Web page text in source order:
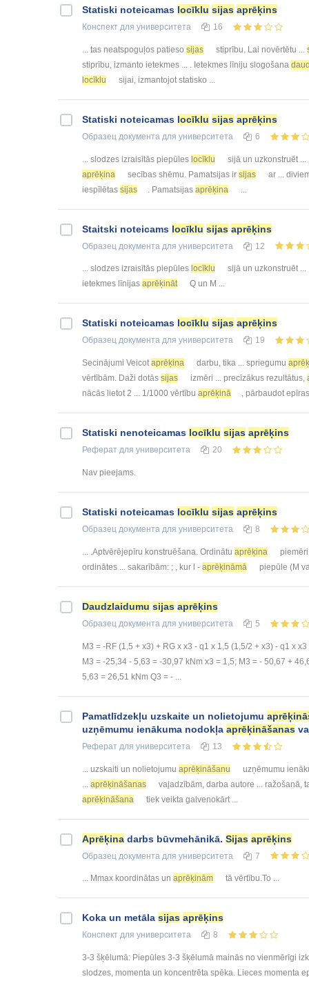
Statiski noteicamas locīklu sijas aprēķins
Конспект для университета 16
... tas neatspoguļos patieso sijas stiprību. Lai novērtētu ...
stiprību, izmanto ietekmes ... . Ietekmes līniju slogošana
locīklu
sijai, izmantojot statisko ...
Statiski noteicamas locīklu sijas aprēķins
Образец документа для университета 6
... slodzes izraisītās piepūles locīklu
sijā un uzkonstruēt ...
aprēķina
secības shēmu. Pamatsijas ir sijas
ar ...
iespīlētas sijas . Pamatsijas aprēķina
Staitski noteicams locīklu sijas aprēķins
Образец документа для университета 12
... slodzes izraisītās piepūles locīklu
sijā un uzkonstruēt ...
ietekmes līnijas aprēķināt Q un M ...
Statiski noteicamas locīklu sijas aprēķins
Образец документа для университета 19
Secinājumi Veicotaprēķina darbu, tika ... spriegumu
vērtībām. Daži dotās sijas izmēri ... precīzākus rezultātus,
nācās lietot 2 ... 1/1000 vērtību aprēķinā , pārbaudot
Statiski nenoteicamas locīklu sijas aprēķins
Реферат для университета 20
Nav pieejams.
Statiski noteicamas locīklu sijas aprēķins
Образец документа для университета 8
... .Aptvērējepīru konstruēšana. Ordinātu aprēķina
ordinātes ... sakarībām: ; , kur l - aprēķināmā piepūle (M
Daudzlaidumu sijas aprēķins
Образец документа для университета 5
M3 = -RF (1,5 + x3) + RG x x3 - q1 x 1,5 (1,5/2 + x3) - q1 x
M3 = -25,34 - 5,63 = -30,97 kNm x3 = 1,5; M3 = - 50,67 +
5,63 = 26,51 kNm Q3 = - ...
Pamatlīdzekļu uzskaite un nolietojumu
uzņēmumu ienākuma nodokļa aprēķināšanas
Реферат для университета 13
... uzskaiti un nolietojumu aprēķināšanu
uzņēmumu
aprēķināšanas
vajadzībām, darba autore ... ražošanā,
aprēķināšana
tiek veikta galvenokārt ...
Aprēķina darbs būvmehānikā. Sijas aprēķins
Образец документа для университета 7
... Mmax koordinātas un aprēķinām tā vērtību.To ...
Koka un metāla sijas aprēķins
Конспект для университета 8
3-3 šķēlumā: Piepūles 3-3 šķēlumā mainās no vienmērīgi
slodzes, momenta un koncentrēta spēka. Lieces momenta